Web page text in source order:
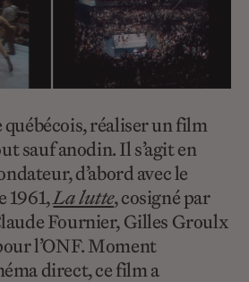
réaliser un film
sauf anodin. Il s’agit en
d’abord avec le
1961,La lutte, cosigné par
Fournier, Gilles Groulx
l’ONF. Moment
direct, ce film a